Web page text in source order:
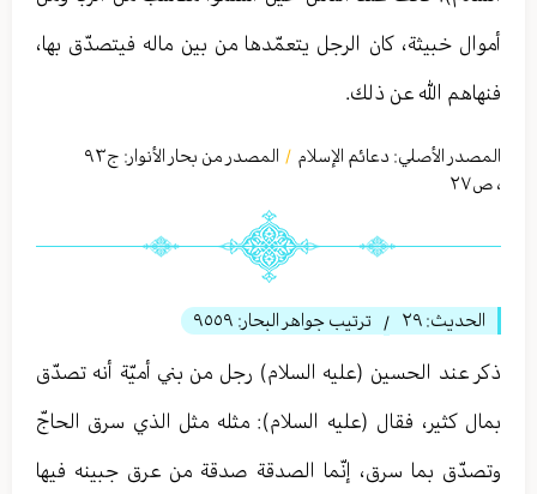
أموال خبيثة، كان الرجل يتعمّدها من بين ماله فيتصدّق بها،
فنهاهم الله عن ذلك.
المصدر الأصلي: دعائم الإسلام / المصدر من بحار الأنوار: ج٩٣
، ص٢٧
الحديث: ٢٩ / ترتيب جواهر البحار: ٩٥٥٩
ذكر عند الحسين (عليه السلام) رجل من بني أميّة أنه تصدّق
بمال كثير، فقال (عليه السلام): مثله مثل الذي سرق الحاجّ
وتصدّق بما سرق، إنّما الصدقة صدقة من عرق جبينه فيها